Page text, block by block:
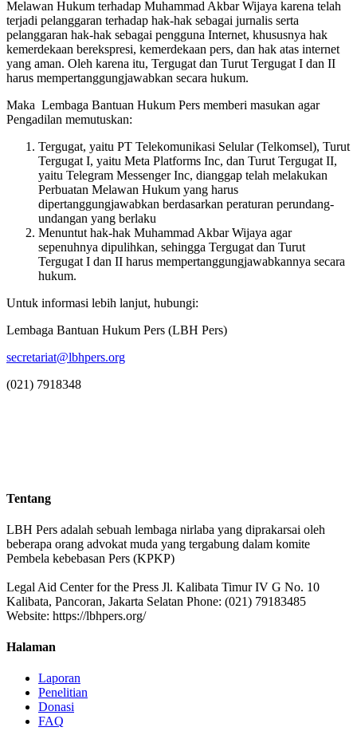
Melawan Hukum terhadap Muhammad Akbar Wijaya karena telah
terjadi pelanggaran terhadap hak-hak sebagai jurnalis serta
pelanggaran hak-hak sebagai pengguna Internet, khususnya hak
kemerdekaan berekspresi, kemerdekaan pers, dan hak atas internet
yang aman. Oleh karena itu, Tergugat dan Turut Tergugat I dan II
harus mempertanggungjawabkan secara hukum.
Maka Lembaga Bantuan Hukum Pers memberi masukan agar
Pengadilan memutuskan:
Tergugat, yaitu PT Telekomunikasi Selular (Telkomsel), Turut
Tergugat I, yaitu Meta Platforms Inc, dan Turut Tergugat II,
yaitu Telegram Messenger Inc, dianggap telah melakukan
Perbuatan Melawan Hukum yang harus
dipertanggungjawabkan berdasarkan peraturan perundang-
undangan yang berlaku
Menuntut hak-hak Muhammad Akbar Wijaya agar
sepenuhnya dipulihkan, sehingga Tergugat dan Turut
Tergugat I dan II harus mempertanggungjawabkannya secara
hukum.
Untuk informasi lebih lanjut, hubungi:
Lembaga Bantuan Hukum Pers (LBH Pers)
secretariat@lbhpers.org
(021) 7918348
Tentang
LBH Pers adalah sebuah lembaga nirlaba yang diprakarsai oleh
beberapa orang advokat muda yang tergabung dalam komite
Pembela kebebasan Pers (KPKP)
Legal Aid Center for the Press Jl. Kalibata Timur IV G No. 10
Kalibata, Pancoran, Jakarta Selatan Phone: (021) 79183485
Website: https://lbhpers.org/
Halaman
Laporan
Penelitian
Donasi
FAQ